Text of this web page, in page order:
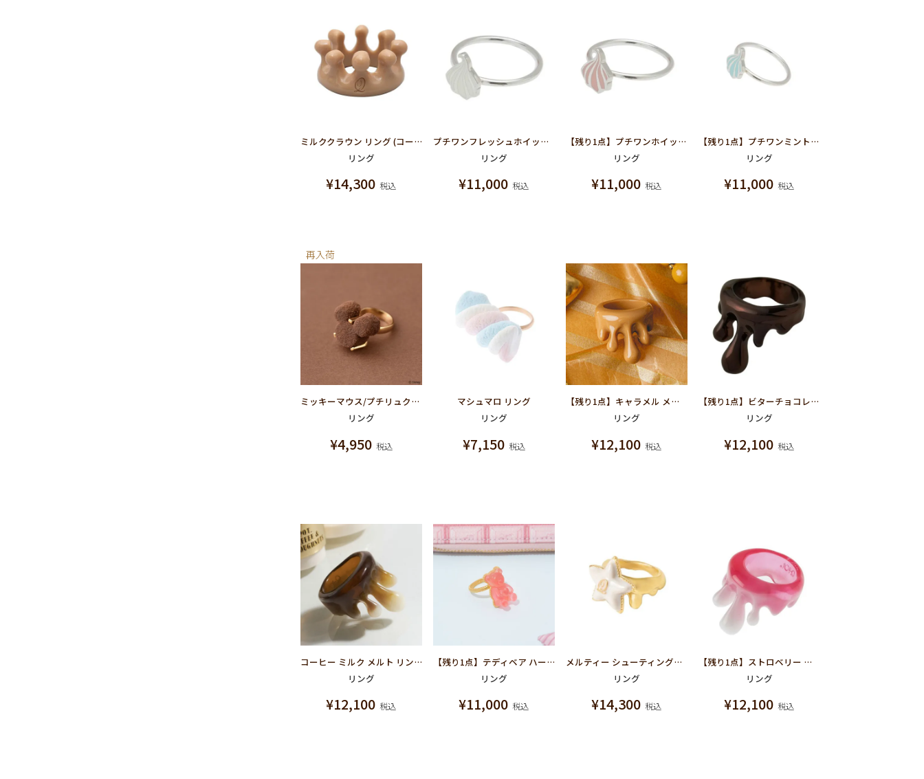
ミルククラウン リング (コーヒーミルク)
リング
¥14,300 税込
プチワンフレッシュホイップペーパー リング
リング
¥11,000 税込
【残り1点】プチワンホイップ ストロベリー ペーパー リング
リング
¥11,000 税込
【残り1点】プチワンミントホイップペーパー リング
リング
¥11,000 税込
再入荷
ミッキーマウス/プチリュクスショコラ リング【ディズニー アクセサリー】
リング
¥4,950 税込
マシュマロ リング
リング
¥7,150 税込
【残り1点】キャラメル メルト リング
リング
¥12,100 税込
【残り1点】ビターチョコレート メルトリング
リング
¥12,100 税込
コーヒー ミルク メルト リング
リング
¥12,100 税込
【残り1点】テディベア ハードグミ リング（ストロベリー）
リング
¥11,000 税込
メルティー シューティングスター リング
リング
¥14,300 税込
【残り1点】ストロベリー ミルク メルト リング
リング
¥12,100 税込